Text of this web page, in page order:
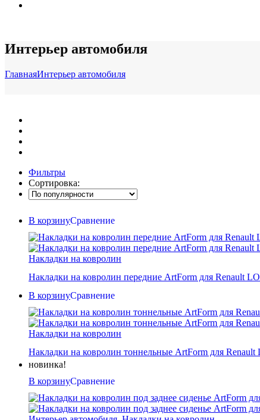
Интерьер автомобиля
ГлавнаяИнтерьер автомобиля
Фильтры
Сортировка:
В корзинуСравнение
Накладки на ковролин
Накладки на ковролин передние ArtForm для Renault
В корзинуСравнение
Накладки на ковролин
Накладки на ковролин тоннельные ArtForm для
новинка!
В корзинуСравнение